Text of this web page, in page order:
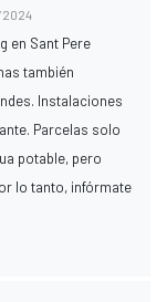
en Sant Pere
también
Instalaciones
Parcelas solo
potable, pero
lo tanto, infórmate